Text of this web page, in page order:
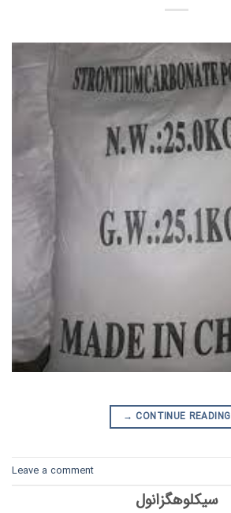
CONTINUE READING
→
Leave a comment
سیکلوهگزانول